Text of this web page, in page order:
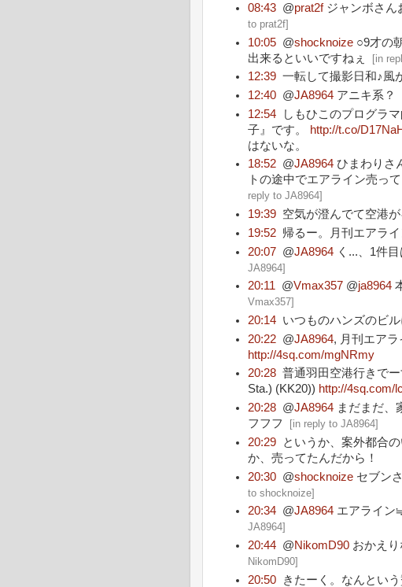
08:43 @prat2fジャンボさん
to prat2f]
10:05 @shocknoize ○9才の
出来るといいですねぇ
[in
12:39 一転して撮影日和♪風
12:40 @JA8964 アニキ系？
12:54
しもひこのプログラ
子』です。
http://t.co/
はないな。
18:52 @JA8964 ひまわりさ
トの途中でエアライン売っ
reply to JA8964]
19:39 空気が澄んでて空港が
19:52 帰るー。月刊エアライ
20:07 @JA8964 く...、1件
JA8964]
20:11 @Vmax357 @ja8964
Vmax357]
20:14 いつものハンズのビ
20:22 @JA8964, 月刊エア
http://4sq.com/mgNRmy
20:28 普通羽田空港行きで
Sta.) (KK20)) http://4sq.com/
20:28 @JA8964 まだまだ、
フフフ
[in reply to JA8964]
20:29
というか、案外都合
か、売ってたんだから！
20:30 @shocknoize セブン
to shocknoize]
20:34 @JA8964 エアライン
JA8964]
20:44 @NikomD90 おかえ
NikomD90]
20:50
きたーく。なんとい